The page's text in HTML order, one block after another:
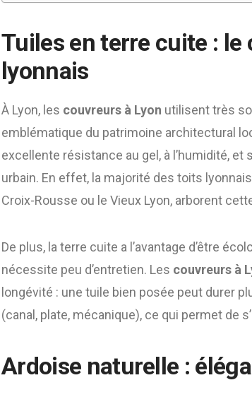
Tuiles en terre cuite :
lyonnais
À Lyon, les couvreurs à Lyon utilisent très
emblématique du patrimoine architectural
excellente résistance au gel, à l’humidité,
urbain. En effet, la majorité des toits
Croix-Rousse ou le Vieux Lyon, arborent
De plus, la terre cuite a l’avantage d’être
nécessite peu d’entretien. Les couvreurs à
longévité : une tuile bien posée peut durer
(canal, plate, mécanique), ce qui permet de
Ardoise naturelle :